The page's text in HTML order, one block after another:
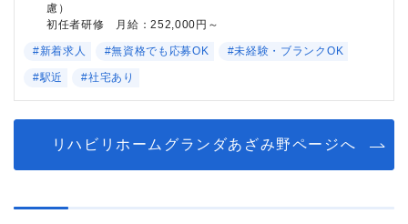
慮）
初任者研修 月給：252,000円～
#新着求人 #無資格でも応募OK #未経験・ブランクOK
#駅近 #社宅あり
リハビリホームグランダあざみ野ページへ